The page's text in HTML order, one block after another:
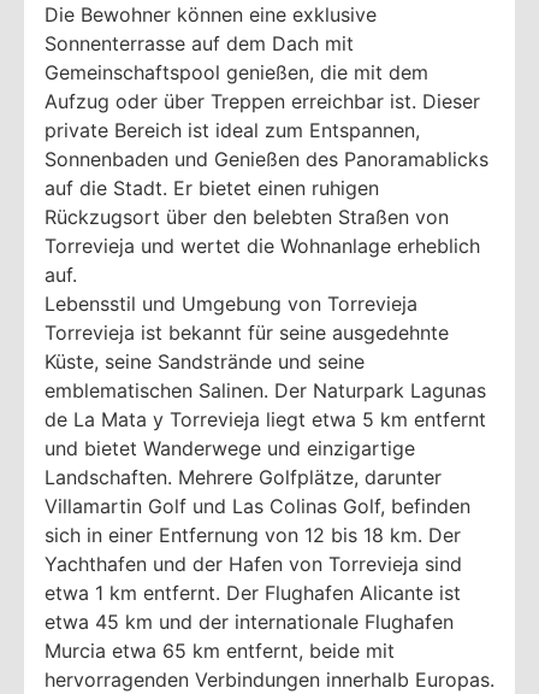
Die Bewohner können eine exklusive
Sonnenterrasse auf dem Dach mit
Gemeinschaftspool genießen, die mit dem
Aufzug oder über Treppen erreichbar ist. Dieser
private Bereich ist ideal zum Entspannen,
Sonnenbaden und Genießen des Panoramablicks
auf die Stadt. Er bietet einen ruhigen
Rückzugsort über den belebten Straßen von
Torrevieja und wertet die Wohnanlage erheblich
auf.
Lebensstil und Umgebung von Torrevieja
Torrevieja ist bekannt für seine ausgedehnte
Küste, seine Sandstrände und seine
emblematischen Salinen. Der Naturpark Lagunas
de La Mata y Torrevieja liegt etwa 5 km entfernt
und bietet Wanderwege und einzigartige
Landschaften. Mehrere Golfplätze, darunter
Villamartin Golf und Las Colinas Golf, befinden
sich in einer Entfernung von 12 bis 18 km. Der
Yachthafen und der Hafen von Torrevieja sind
etwa 1 km entfernt. Der Flughafen Alicante ist
etwa 45 km und der internationale Flughafen
Murcia etwa 65 km entfernt, beide mit
hervorragenden Verbindungen innerhalb Europas.